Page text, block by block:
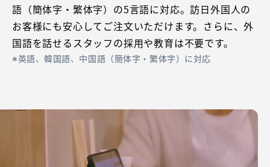
語（簡体字・繁体字）の5言語に対応。訪日外国人の
お客様にも安心してご注文いただけます。さらに、外
国語を話せるスタッフの採用や教育は不要です。
英語、韓国語、中国語（簡体字・繁体字）に対応